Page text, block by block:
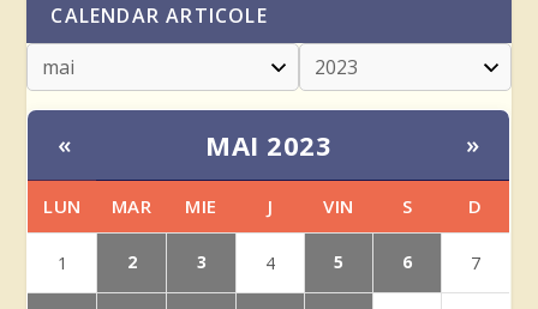
CALENDAR ARTICOLE
« MAI 2023 »
LUN MAR MIE J VIN S D
1 2 3 4 5 6 7